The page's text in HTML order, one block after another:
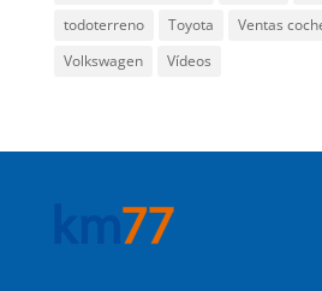
todoterreno
Toyota Ventas
Volkswagen
Vídeos